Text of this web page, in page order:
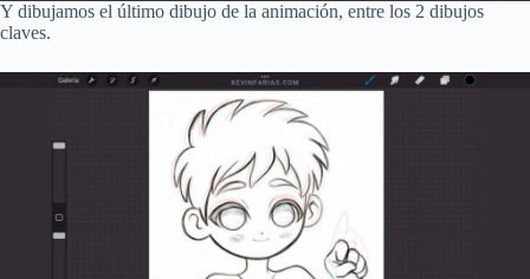
Y dibujamos el último dibujo de la animación, entre los 2 dibujos
claves.